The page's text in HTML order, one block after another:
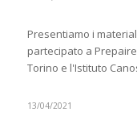
Presentiamo i
partecipato a
Torino e l'Istituto
13/04/2021